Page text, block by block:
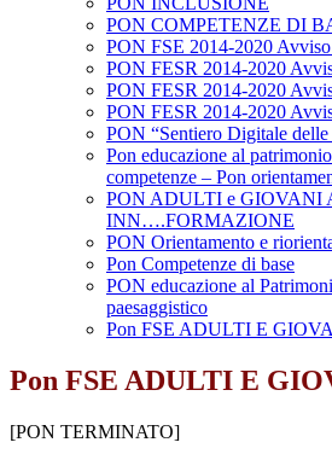
PON COMPETENZE DI
PON FSE 2014-2020
PON FESR 2014-2020
PON FESR 2014-2020
PON FESR 2014-2020
PON “Sentiero Digitale delle
Pon educazione al
competenze – Pon
PON ADULTI e GIOVANI
INN….FORMAZIONE
PON Orientamento e
Pon Competenze di base
PON educazione al
paesaggistico
Pon FSE ADULTI E
Pon FSE ADULTI E
[PON TERMINATO]